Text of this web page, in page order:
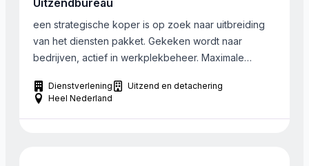
Uitzendbureau
een strategische koper is op zoek naar uitbreiding
van het diensten pakket. Gekeken wordt naar
bedrijven, actief in werkplekbeheer. Maximale
omzet. Minimum is er niet. Gezochte regio is Zuid
Oost Nederland.
Dienstverlening
Uitzend en detachering
Heel Nederland